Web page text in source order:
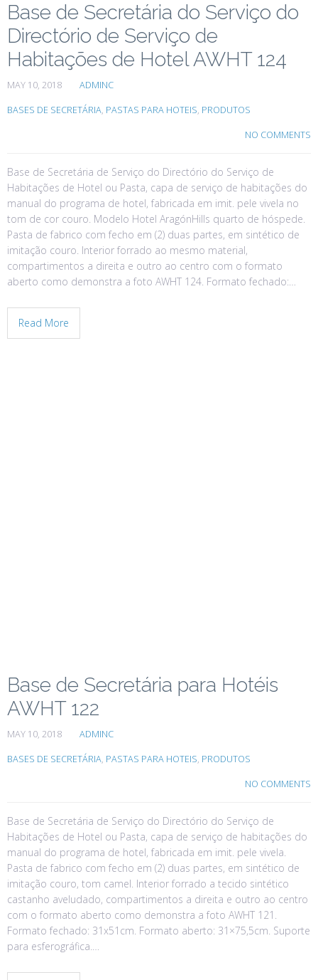
Base de Secretária do Serviço do
Directório de Serviço de
Habitações de Hotel AWHT 124
MAY 10, 2018 ADMINC
BASES DE SECRETÁRIA, PASTAS PARA HOTEIS, PRODUTOS
NO COMMENTS
Base de Secretária de Serviço do Directório do Serviço de
Habitações de Hotel ou Pasta, capa de serviço de habitações do
manual do programa de hotel, fabricada em imit. pele vivela no
tom de cor couro. Modelo Hotel AragónHills quarto de hóspede.
Pasta de fabrico com fecho em (2) duas partes, em sintético de
imitação couro. Interior forrado ao mesmo material,
compartimentos a direita e outro ao centro com o formato
aberto como demonstra a foto AWHT 124. Formato fechado:…
Read More
Base de Secretária para Hotéis
AWHT 122
MAY 10, 2018 ADMINC
BASES DE SECRETÁRIA, PASTAS PARA HOTEIS, PRODUTOS
NO COMMENTS
Base de Secretária de Serviço do Directório do Serviço de
Habitações de Hotel ou Pasta, capa de serviço de habitações do
manual do programa de hotel, fabricada em imit. pele vivela.
Pasta de fabrico com fecho em (2) duas partes, em sintético de
imitação couro, tom camel. Interior forrado a tecido sintético
castanho aveludado, compartimentos a direita e outro ao centro
com o formato aberto como demonstra a foto AWHT 121.
Formato fechado: 31x51cm. Formato aberto: 31×75,5cm. Suporte
para esferográfica.…